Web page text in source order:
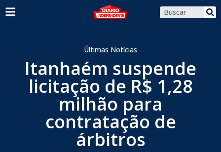
Últimas Notícias
Itanhaém suspende
licitação de R$ 1,28
milhão para
contratação de
árbitros